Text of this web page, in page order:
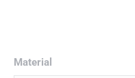
Material